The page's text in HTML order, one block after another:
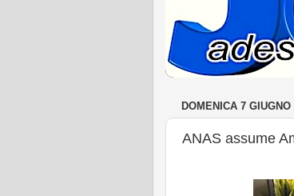
DOMENICA 7 GIUGNO
ANAS assume